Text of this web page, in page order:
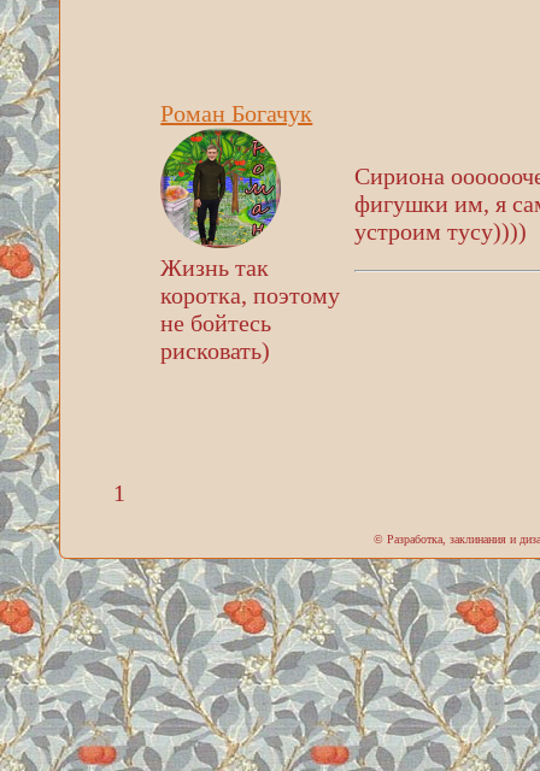
Роман Богачук
Жизнь так
коротка, поэтому
не бойтесь
рисковать)
Сириона
фигушки им, я
устроим тусу))))
1
© Разработка, заклинания и